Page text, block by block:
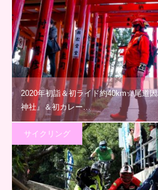
2020年初詣＆初ライド約40km☆尾道
神社』＆初カレー…
サイクリング